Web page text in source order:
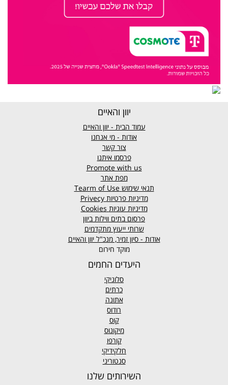
יוון והאיים
עמוד הבית - יוון והאיים
אודות - מי אנחנו
צור קשר
פרסמו איתנו
Promote with us
מפת אתר
תנאי שימוש
מדיניות פרטיות Privecy
מדיניות עוגיות Cookies
פרסום בתים ווילות ביוון
שרותי ייעוץ מתקדמים
אודות - סיון זמיר, מנכ"ל יוון והאיים
מוקד חירום
היעדים החמים
סלוניקי
כרתים
אתונה
רודוס
קוס
מיקונוס
קורפו
חלקידיקי
סנטוריני
השירותים שלנו